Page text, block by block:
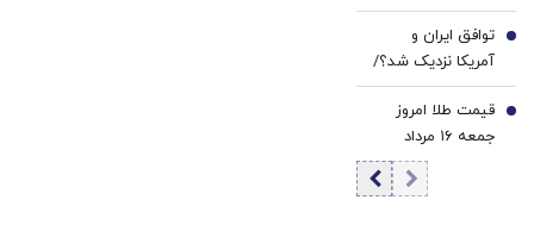
هشدار درباره
کاهش ذخایر
موشکی آمریکا
توافق ایران و
آمریکا نزدیک شد؟/
وزیر خزانه‌داری
آمریکا از «امروز یا
فردا» گفت
6
قیمت طلا امروز
جمعه ۱۶ مرداد
۱۴۰۵/ افزایش
7